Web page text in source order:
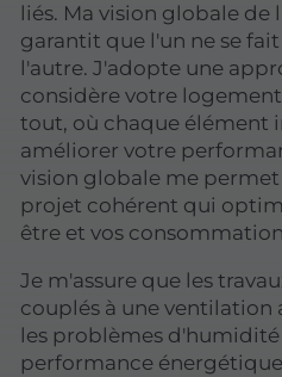
liés. Ma vision globale de l'
garantit que l'un ne se
l'autre. J'adopte une
considère votre
tout, où chaque élément
améliorer votre
vision globale me
projet cohérent qui
être et vos
Je m'assure que les
couplés à une ventilation
les problèmes
performance